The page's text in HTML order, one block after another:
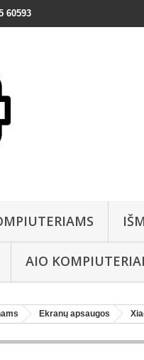
60593
AIO KOMPIUTERIAI
Ekranų apsaugos